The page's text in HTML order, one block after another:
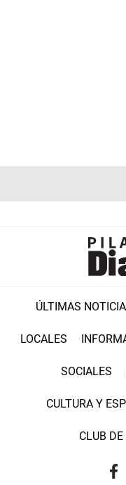
ÚLTIMAS
LOCALES
SOCIALES
CULTURA Y
CLUB